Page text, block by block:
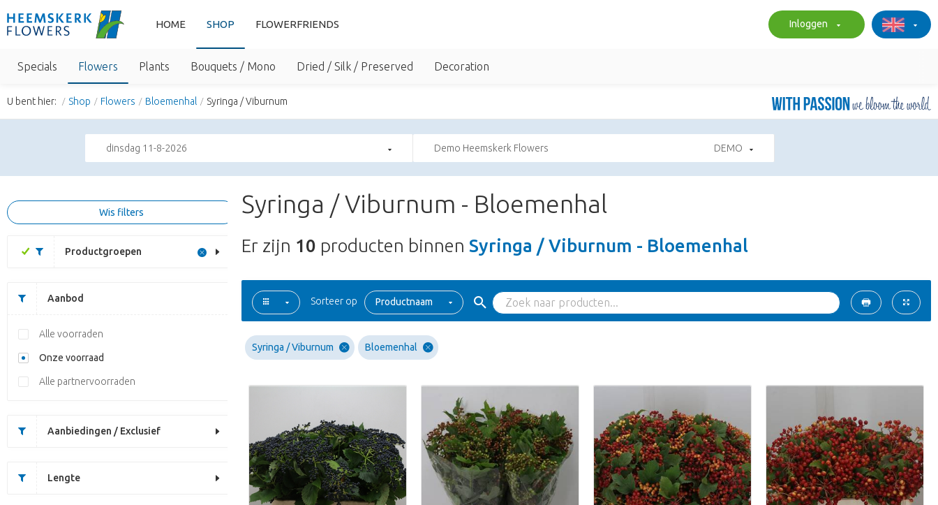
HOME SHOP FLOWERFRIENDS Inloggen
Specials Flowers Plants Bouquets / Mono Dried / Silk / Preserved Decoration
U bent hier: Shop Flowers Bloemenhal Syringa / Viburnum
dinsdag 11-8-2026 Demo Heemskerk Flowers DEMO
Wis filters
Productgroepen
Aanbod
Alle voorraden
Onze voorraad
Alle partnervoorraden
Aanbiedingen / Exclusief
Lengte
Syringa / Viburnum - Bloemenhal
Er zijn 10 producten binnen Syringa / Viburnum - Bloemenhal
Sorteer op Productnaam
Syringa / Viburnum Bloemenhal